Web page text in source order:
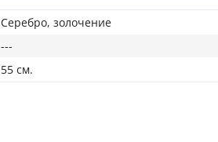
Серебро, золочение
---
55 см.